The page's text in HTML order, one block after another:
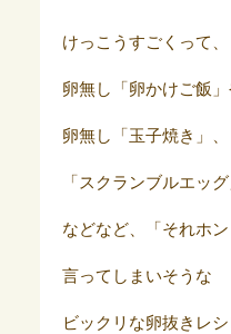
けっこうすごくって、
卵無し「卵かけご飯
卵無し「玉子焼き」、
「スクランブルエッ
などなど、「それホ
言ってしまいそうな
ビックリな卵抜きレシ